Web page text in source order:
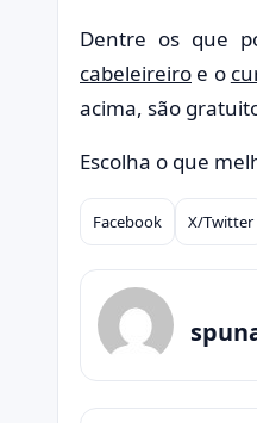
Dentre os que
cabeleireiro e o
acima, são
Escolha o que
Compartilhar
Facebook X/Twitter